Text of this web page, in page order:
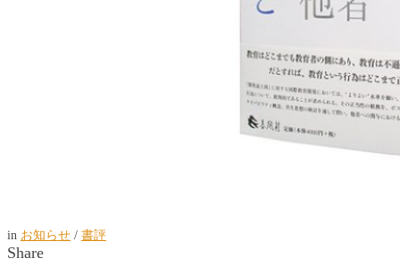
in お知らせ / 書評
Share